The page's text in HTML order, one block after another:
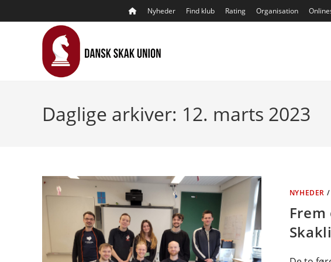
to
Nyheder Find klub Rating Organisation
Daglige arkiver: 12. marts 2023
NYHEDER /